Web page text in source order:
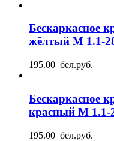
Бескаркасное
жёлтый М 1.1-
195.00 бел.руб.
Бескаркасное
красный М 1.1-
195.00 бел.руб.